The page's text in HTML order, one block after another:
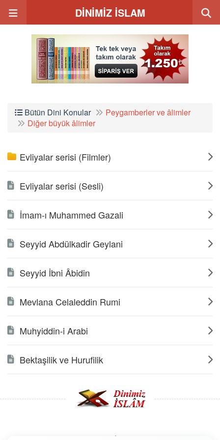
DİNİMİZ İSLAM
Bütün Dini Konular
Peygamberler ve âlimler
Diğer büyük âlimler
Evliyalar serisi (Filmler)
Evliyalar serisi (Sesli)
İmam-ı Muhammed Gazali
Seyyid Abdülkadir Geylani
Seyyid İbni Âbidin
Mevlana Celaleddin Rumi
Muhyiddin-i Arabi
Bektaşilik ve Hurufilik